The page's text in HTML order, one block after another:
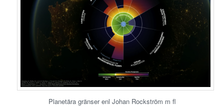
Planetära gränser enl Johan Rockström m fl